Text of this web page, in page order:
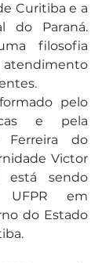
Curitiba e a
do Paraná.
filosofia
pelo
e pela
Ferreira do
Victor
está sendo
UFPR em
do Estado